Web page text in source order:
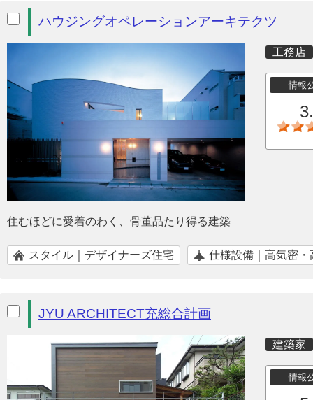
ハウジングオペレーションアーキテクツ
工務店
情報
住むほどに愛着のわく、骨董品たり得る建築
スタイル｜デザイナーズ住宅 仕様設備｜高気密・
JYU ARCHITECT充総合計画
建築家
情報